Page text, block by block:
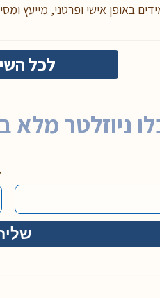
באופן אישי ופרטני, מייעץ
לכל
ניוזלטר מלא